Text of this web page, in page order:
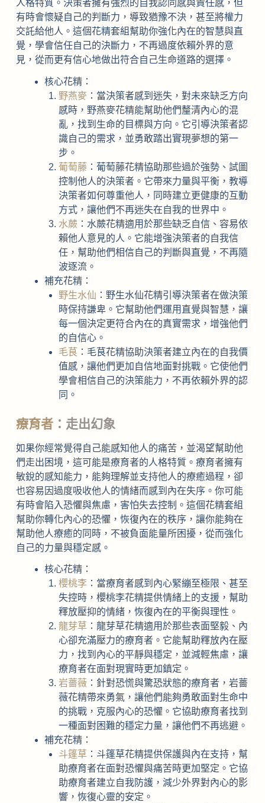
人格特質。決策者擁有強烈的自我認同感與責任感，但
有時會懷疑自己的判斷力，導致猶豫不決，甚至將權力
交託給他人。這個花精套組幫助你強化內在的智慧與直
覺，學會信任自己的決斷力，不再過度依賴外界的意
見，從而更有信心地做出符合自己生命道路的選擇。
核心花精：
野燕麥 ：當決策者感到迷失，對未來缺乏方向
感時，野燕麥花精能幫助他們釐清內心的混
亂，找到生命的目標與方向。它引導決策者認
識自己的需求，並勇敢踏出實現夢想的第一
步。
葡萄藤：葡萄藤花精協助那些過於強勢、試圖
控制他人的決策者。它帶來力量與平衡，教導
決策者如何尊重他人，同時建立更健康的互動
方式，讓他們不再迷失在自我的世界中。
水蕨 ：水蕨花精適用於那些缺乏自信、容易依
賴他人意見的人。它能增強決策者的自我信
任，幫助他們相信自己的判斷與直覺，不再隨
波逐流。
補充花精：
野生水仙 ：野生水仙花精引導決策者在做決策
時保持謙卑。它幫助他們運用直覺與智慧，讓
每一個決定更符合內在的真實需求，增強他們
的自信心。
毛茛 ：毛茛花精協助決策者建立內在的自我價
值感，讓他們更加自信地面對挑戰。它使他們
學會相信自己的決策能力，不再依賴外界的認
同。
療育者：走出幻象
如果你經常覺得自己能感知他人的痛苦，並渴望幫助他
們走出困境，這可能是療育者的人格特質。療育者擁有
敏銳的感知能力，能夠理解並支持他人的療癒過程，卻
也容易因過度吸收他人的情緒而感到內在失序。你可能
有時會陷入恐懼與焦慮，害怕失去控制。這個花精套組
幫助你轉化內心的恐懼，恢復內在的秩序，讓你能夠在
幫助他人療癒的同時，不被負面能量所困擾，從而強化
自己的力量與穩定感。
核心花精：
櫻桃李 ：當療育者感到內心緊繃至極限、甚至
失控時，櫻桃李花精提供情緒上的支援，幫助
釋放壓抑的情緒，恢復內在的平衡與理性。
龍芽草 ：龍芽草花精適用於那些表面堅毅、內
心卻充滿壓力的療育者。它能幫助釋放內在壓
力，找到內心的平靜與穩定，並減輕焦慮，讓
療育者在面對現實時更加鎮定。
岩薔薇：針對恐慌與驚恐狀態的療育者，岩薔
薇花精帶來勇氣，讓他們能夠勇敢面對生命中
的挑戰，克服內心的恐懼。它協助療育者找到
一種面對困難的穩定力量，讓他們不再逃避。
補充花精：
斗篷草 ：斗篷草花精提供保護與內在支持，幫
助療育者在面對恐懼與痛苦時更加堅定。它協
助療育者建立自我防護，減少外界對內心的影
響，恢復心靈的安定。